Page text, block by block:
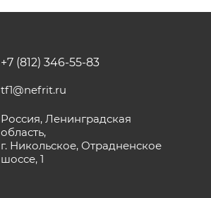
+7 (812) 346-55-83
tf1@nefrit.ru
Россия, Ленинградская
область,
г. Никольское, Отрадненское
шоссе, 1